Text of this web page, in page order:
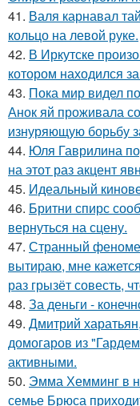
41. Валя карнавал
кольцо на левой руке.
42. В Иркутске
котором находился
43. Пока мир видел
Анок яй проживала
изнуряющую борьбу
44. Юля Гаврилина
на этот раз акцент
45. Идеальный
46. Бритни спирс
вернуться на сцену.
47. Странный
вытираю, мне
раз грызёт совесть,
48. За деньги -
49. Дмитрий
домогаров из
активными.
50. Эмма Хемминг в
семье Брюса